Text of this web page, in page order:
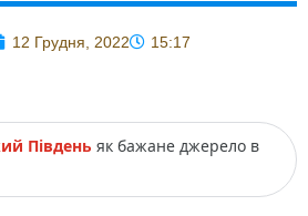
12 Грудня, 2022
15:17
Південь як бажане джерело в